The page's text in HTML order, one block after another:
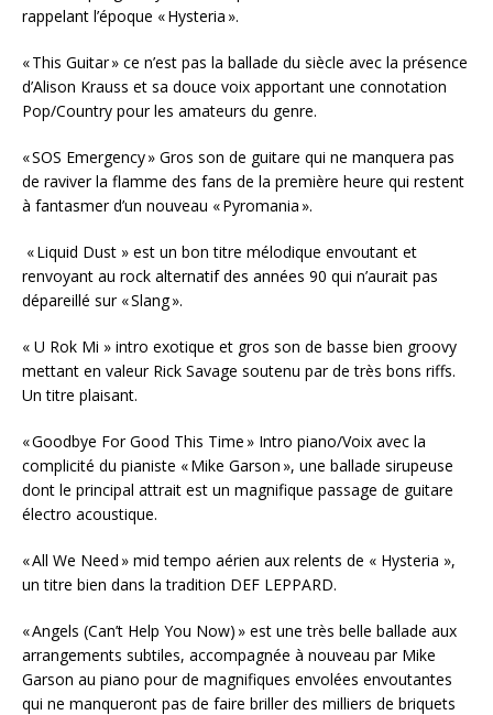
rappelant l’époque « Hysteria ».
« This Guitar » ce n’est pas la ballade du siècle avec la présence
d’Alison Krauss et sa douce voix apportant une connotation
Pop/Country pour les amateurs du genre.
« SOS Emergency » Gros son de guitare qui ne manquera pas
de raviver la flamme des fans de la première heure qui restent
à fantasmer d’un nouveau « Pyromania ».
« Liquid Dust » est un bon titre mélodique envoutant et
renvoyant au rock alternatif des années 90 qui n’aurait pas
dépareillé sur « Slang ».
« U Rok Mi » intro exotique et gros son de basse bien groovy
mettant en valeur Rick Savage soutenu par de très bons riffs.
Un titre plaisant.
« Goodbye For Good This Time » Intro piano/Voix avec la
complicité du pianiste « Mike Garson », une ballade sirupeuse
dont le principal attrait est un magnifique passage de guitare
électro acoustique.
« All We Need » mid tempo aérien aux relents de « Hysteria »,
un titre bien dans la tradition DEF LEPPARD.
« Angels (Can’t Help You Now) » est une très belle ballade aux
arrangements subtiles, accompagnée à nouveau par Mike
Garson au piano pour de magnifiques envolées envoutantes
qui ne manqueront pas de faire briller des milliers de briquets